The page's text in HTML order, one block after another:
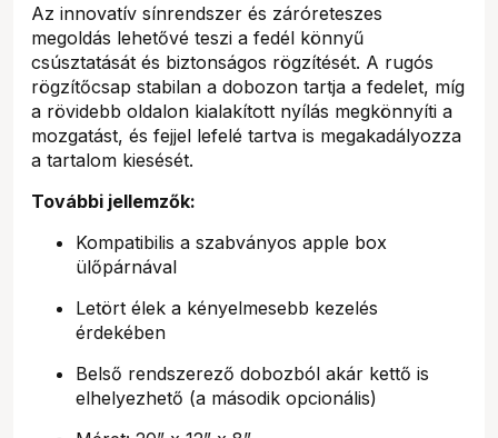
Az innovatív sínrendszer és záróreteszes
megoldás lehetővé teszi a fedél könnyű
csúsztatását és biztonságos rögzítését. A rugós
rögzítőcsap stabilan a dobozon tartja a fedelet, míg
a rövidebb oldalon kialakított nyílás megkönnyíti a
mozgatást, és fejjel lefelé tartva is megakadályozza
a tartalom kiesését.
További jellemzők:
Kompatibilis a szabványos apple box
ülőpárnával
Letört élek a kényelmesebb kezelés
érdekében
Belső rendszerező dobozból akár kettő is
elhelyezhető (a második opcionális)